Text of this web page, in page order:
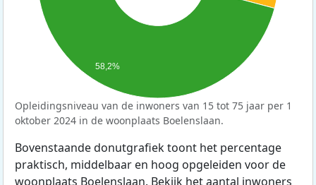
58,2%
Opleidingsniveau van de inwoners van 15 tot 75 jaar per 1
oktober 2024 in de woonplaats Boelenslaan.
Bovenstaande donutgrafiek toont het percentage
praktisch, middelbaar en hoog opgeleiden voor de
woonplaats Boelenslaan. Bekijk het aantal inwoners